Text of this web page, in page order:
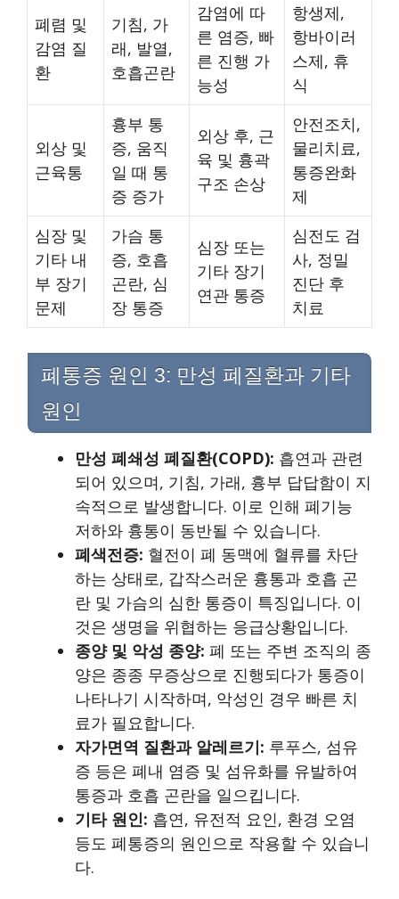
폐렴 및
감염 질
환
기침, 가
래, 발열,
호흡곤란
감염에 따
른 염증, 빠
른 진행 가
능성
항생제,
항바이러
스제, 휴
식
외상 및
근육통
흉부 통
증, 움직
일 때 통
증 증가
외상 후, 근
육 및 흉곽
구조 손상
안전조치,
물리치료,
통증완화
제
심장 및
기타 내
부 장기
문제
가슴 통
증, 호흡
곤란, 심
장 통증
심장 또는
기타 장기
연관 통증
심전도 검
사, 정밀
진단 후
치료
폐통증 원인 3: 만성 폐질환과 기타
원인
만성 폐쇄성 폐질환(COPD): 흡연과 관련
되어 있으며, 기침, 가래, 흉부 답답함이 지
속적으로 발생합니다. 이로 인해 폐기능
저하와 흉통이 동반될 수 있습니다.
폐색전증: 혈전이 폐 동맥에 혈류를 차단
하는 상태로, 갑작스러운 흉통과 호흡 곤
란 및 가슴의 심한 통증이 특징입니다. 이
것은 생명을 위협하는 응급상황입니다.
종양 및 악성 종양: 폐 또는 주변 조직의 종
양은 종종 무증상으로 진행되다가 통증이
나타나기 시작하며, 악성인 경우 빠른 치
료가 필요합니다.
자가면역 질환과 알레르기: 루푸스, 섬유
증 등은 폐내 염증 및 섬유화를 유발하여
통증과 호흡 곤란을 일으킵니다.
기타 원인: 흡연, 유전적 요인, 환경 오염
등도 폐통증의 원인으로 작용할 수 있습니
다.